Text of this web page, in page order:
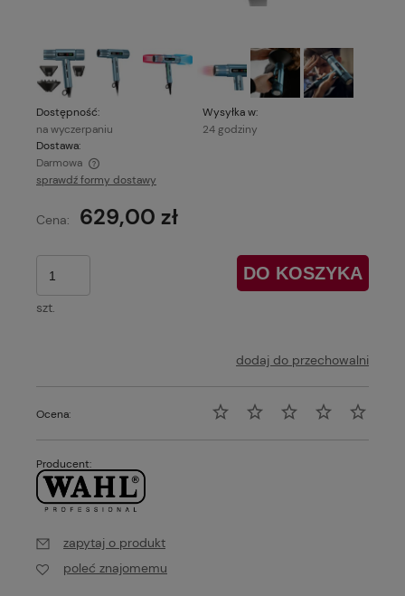
Dostępność:
na wyczerpaniu
Wysyłka w:
24 godziny
Dostawa:
Darmowa
sprawdź formy dostawy
Cena: 629,00 zł
szt.
DO KOSZYKA
dodaj do przechowalni
Ocena:
Producent:
zapytaj o produkt
poleć znajomemu